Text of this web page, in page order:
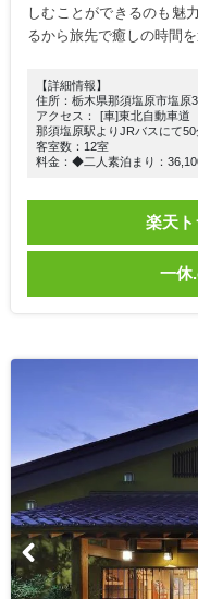
しむことができるのも魅
るから旅先で癒しの時間
【詳細情報】
住所：栃木県那須塩原市塩原
アクセス： [車]東北自動車
那須塩原駅よりJRバスにて
客室数：12室
料金：◆二人素泊まり：
楽天
一休